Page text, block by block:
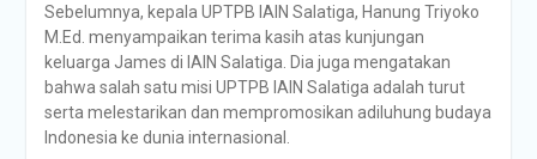
Sebelumnya, kepala UPTPB IAIN Salatiga, Hanung Triyoko
M.Ed. menyampaikan terima kasih atas kunjungan
keluarga James di IAIN Salatiga. Dia juga mengatakan
bahwa salah satu misi UPTPB IAIN Salatiga adalah turut
serta melestarikan dan mempromosikan adiluhung budaya
Indonesia ke dunia internasional.